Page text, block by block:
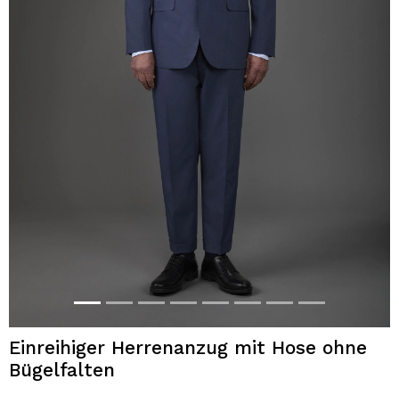
Einreihiger Herrenanzug mit Hose ohne
Bügelfalten